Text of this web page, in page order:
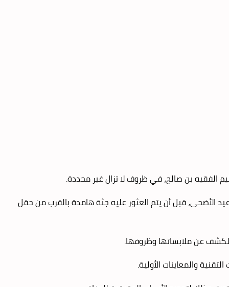
الأضحى، قبل أن يتم العثور عليه جثة هامدة بالقرب من حقل
عن ملابساتها وظروفها.
والمعاينات الأولية.